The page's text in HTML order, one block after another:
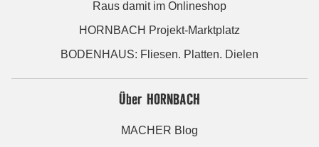
Raus damit im Onlineshop
HORNBACH Projekt-Marktplatz
BODENHAUS: Fliesen. Platten. Dielen
Über HORNBACH
MACHER Blog